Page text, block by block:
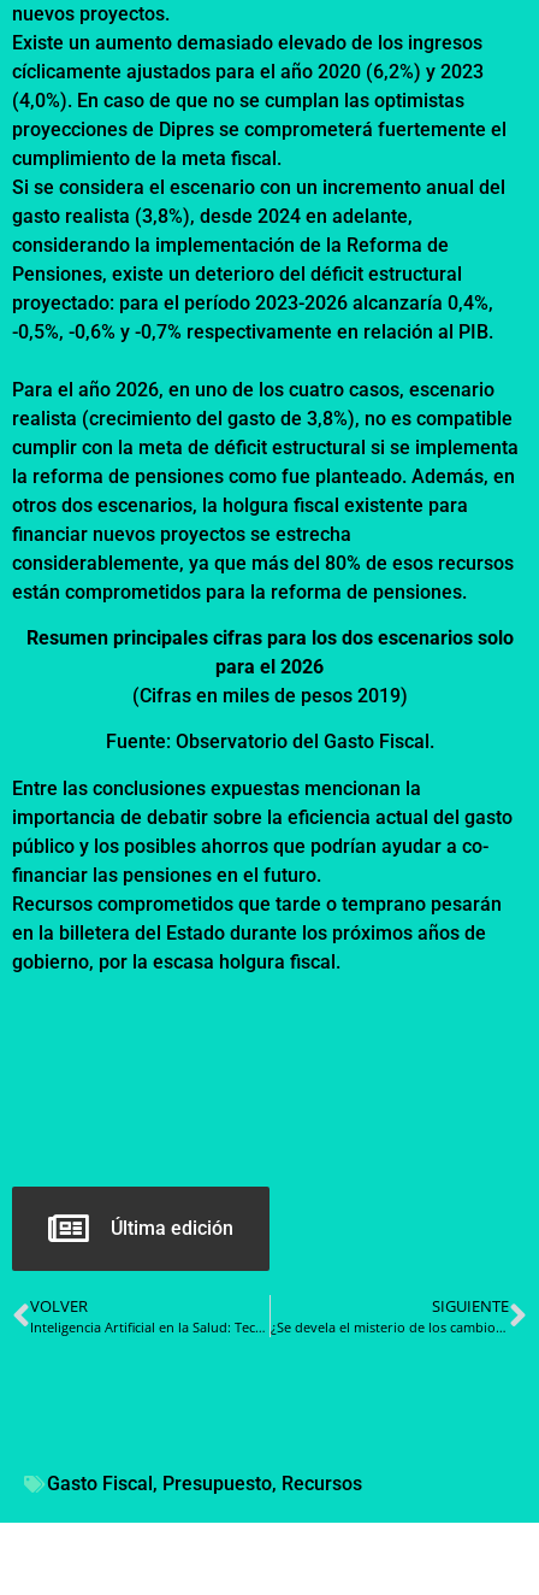
nuevos proyectos.
Existe un aumento demasiado elevado de los ingresos
cíclicamente ajustados para el año 2020 (6,2%) y 2023
(4,0%). En caso de que no se cumplan las optimistas
proyecciones de Dipres se comprometerá fuertemente el
cumplimiento de la meta fiscal.
Si se considera el escenario con un incremento anual del
gasto realista (3,8%), desde 2024 en adelante,
considerando la implementación de la Reforma de
Pensiones, existe un deterioro del déficit estructural
proyectado: para el período 2023-2026 alcanzaría 0,4%,
-0,5%, -0,6% y -0,7% respectivamente en relación al PIB.
Para el año 2026, en uno de los cuatro casos, escenario
realista (crecimiento del gasto de 3,8%), no es compatible
cumplir con la meta de déficit estructural si se implementa
la reforma de pensiones como fue planteado. Además, en
otros dos escenarios, la holgura fiscal existente para
financiar nuevos proyectos se estrecha
considerablemente, ya que más del 80% de esos recursos
están comprometidos para la reforma de pensiones.
Resumen principales cifras para los dos escenarios solo
para el 2026
(Cifras en miles de pesos 2019)
Fuente: Observatorio del Gasto Fiscal.
Entre las conclusiones expuestas mencionan la
importancia de debatir sobre la eficiencia actual del gasto
público y los posibles ahorros que podrían ayudar a co-
financiar las pensiones en el futuro.
Recursos comprometidos que tarde o temprano pesarán
en la billetera del Estado durante los próximos años de
gobierno, por la escasa holgura fiscal.
Última edición
VOLVER
Inteligencia Artificial en la Salud: Tecnologías que complementan la medicina
SIGUIENTE
¿Se devela el misterio de los cambios en los Convenios Marco?
Gasto Fiscal, Presupuesto, Recursos